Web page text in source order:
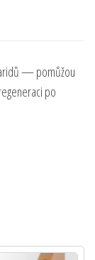
— pomůžou
po